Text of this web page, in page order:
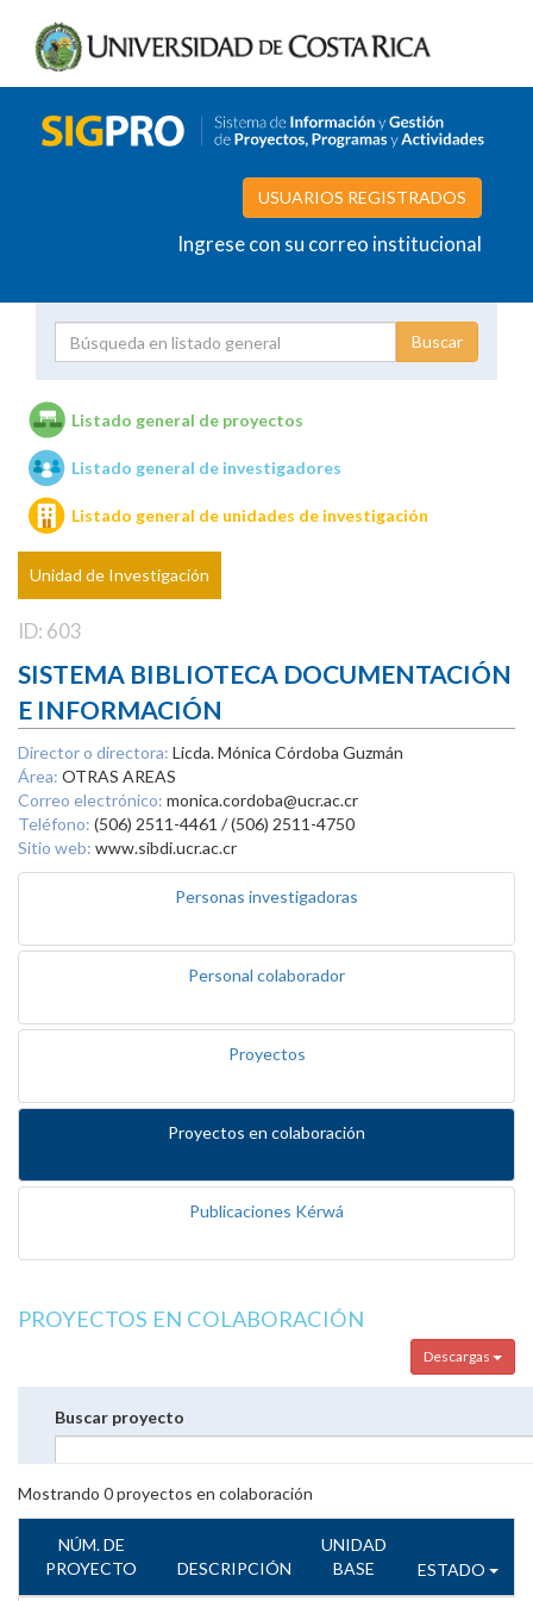
USUARIOS REGISTRADOS
Ingrese con su correo institucional
Unidades de investigación
Listado general de proyectos
Listado general de investigadores
Listado general de unidades de investigación
Unidad de Investigación
ID: 603
SISTEMA BIBLIOTECA DOCUMENTACIÓN
E INFORMACIÓN
Director o directora: Licda. Mónica Córdoba Guzmán
Área: OTRAS AREAS
Correo electrónico: monica.cordoba@ucr.ac.cr
Teléfono: (506) 2511-4461 / (506) 2511-4750
Sitio web: www.sibdi.ucr.ac.cr
Personas investigadoras
Personal colaborador
Proyectos
Proyectos en colaboración
Publicaciones Kérwá
PROYECTOS EN COLABORACIÓN
Descargas
Buscar proyecto
Mostrando 0proyectos en colaboración
NÚM. DE
PROYECTO
DESCRIPCIÓN
UNIDAD
BASE
ESTADO